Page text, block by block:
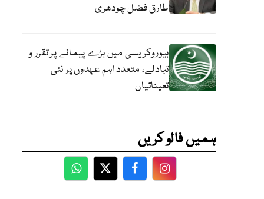
طارق فضل چودھری
بیوروکریسی میں بڑے پیمانے پر تقرر و
تبادلے، متعدد اہم عہدوں پر نئی
تعیناتیاں
ہمیں فالو کریں
WhatsApp
TwitterFacebookFacebook